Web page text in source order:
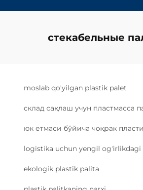
стекабельные
moslab qo'yilgan plastik palet
склад сақлаш учун пластмасса
юк етмаси бўйича чоқрак
logistika uchun yengil og'irlikdagi
ekologik plastik palita